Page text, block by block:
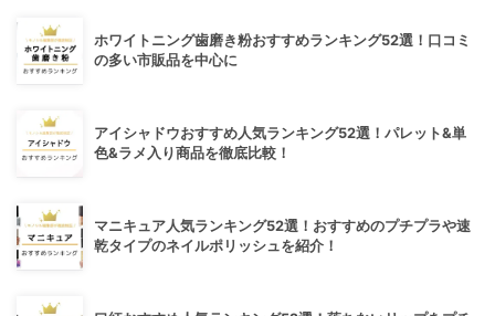
ホワイトニング歯磨き粉おすすめランキング52選！口コミ
の多い市販品を中心に
アイシャドウおすすめ人気ランキング52選！パレット&単
色&ラメ入り商品を徹底比較！
マニキュア人気ランキング52選！おすすめのプチプラや速
乾タイプのネイルポリッシュを紹介！